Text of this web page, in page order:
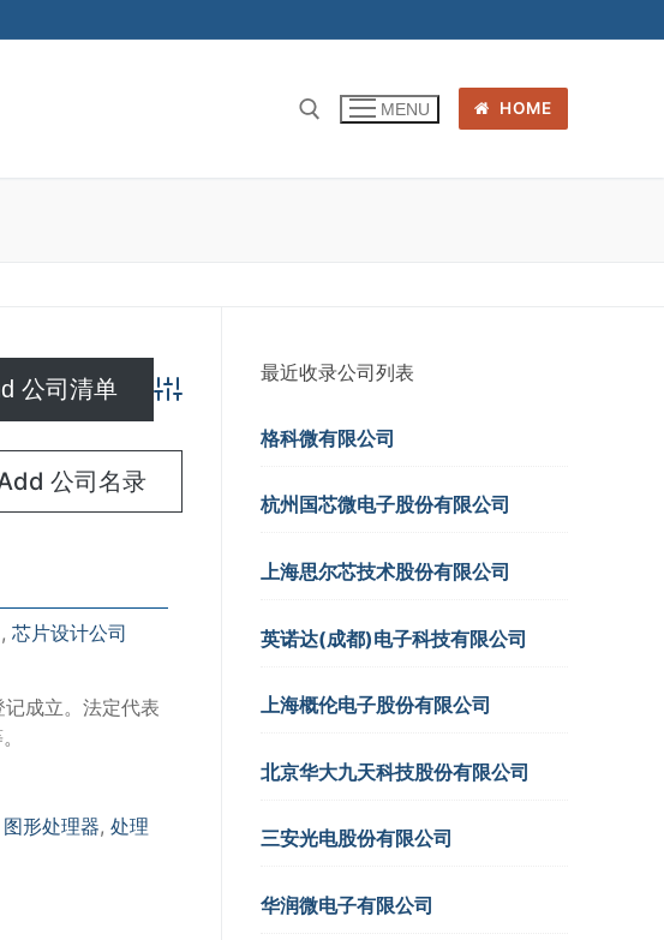
MENU HOME
Advanced Search
公司名录
, 芯片设计公司
成立。法定代表
图形处理器, 处理
最近收录公司列表
格科微有限公司
杭州国芯微电子股份有限公司
上海思尔芯技术股份有限公司
英诺达(成都)电子科技有限公司
上海概伦电子股份有限公司
北京华大九天科技股份有限公司
三安光电股份有限公司
华润微电子有限公司